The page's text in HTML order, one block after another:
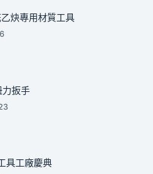
炔專用材質工具
力扳手
具工廠慶典